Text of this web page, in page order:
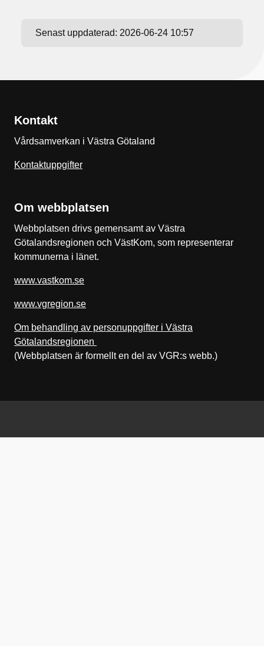
Senast uppdaterad: 2026-06-24 10:57
Kontakt
Vårdsamverkan i Västra Götaland
Kontaktuppgifter
Om webbplatsen
Webbplatsen drivs gemensamt av Västra
Götalandsregionen och VästKom, som representerar
kommunerna i länet.
www.vastkom.se
www.vgregion.se
Om behandling av personuppgifter i Västra
Götalandsregionen
(Webbplatsen är formellt en del av VGR:s webb.)